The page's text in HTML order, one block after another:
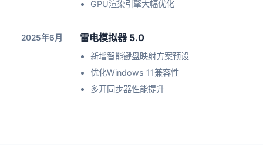
GPU渲染引擎大幅优化
2025年6月 雷电模拟器 5.0
新增智能键盘映射方案预设
优化Windows 11兼容性
多开同步器性能提升